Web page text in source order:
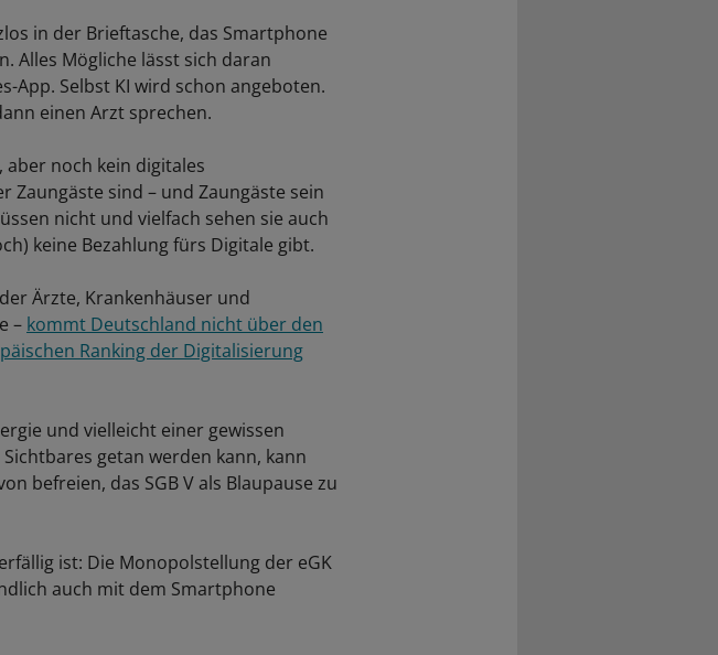
in der Brieftasche, das Smartphone
Alles Mögliche lässt sich daran
App. Selbst KI wird schon angeboten.
einen Arzt sprechen.
noch kein digitales
Zaungäste sind – und Zaungäste sein
nicht und vielfach sehen sie auch
keine Bezahlung fürs Digitale gibt.
Ärzte, Krankenhäuser und
– kommt Deutschland nicht über den
Ranking der Digitalisierung
und vielleicht einer gewissen
getan werden kann, kann
befreien, das SGB V als Blaupause zu
ist: Die Monopolstellung der eGK
auch mit dem Smartphone